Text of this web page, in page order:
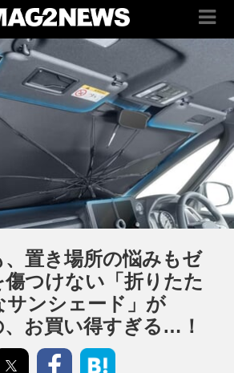
、置き場所の悩みもゼ
傷つけない「折りたた
サンシェード」が
お買い得すぎる…！